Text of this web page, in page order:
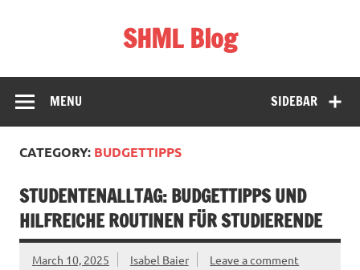
SHML Blog
SIDEBAR
MENU
CATEGORY: BUDGETTIPPS
STUDENTENALLTAG: BUDGETTIPPS UND
HILFREICHE ROUTINEN FÜR STUDIERENDE
March 10, 2025 Isabel Baier Leave a comment